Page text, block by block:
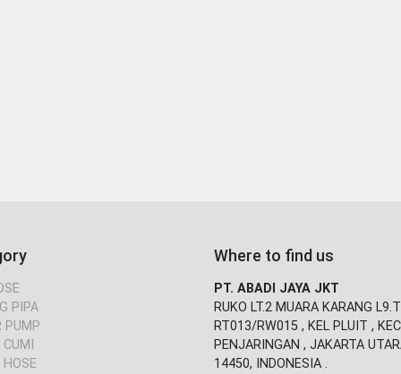
PIPA
PUMP
Where to find us
PT. ABADI JAYA JKT
RUKO LT.2 MUARA KARANG
RT013/RW015 , KEL PLUIT , KEC
PENJARINGAN , JAKARTA
14450, INDONESIA .